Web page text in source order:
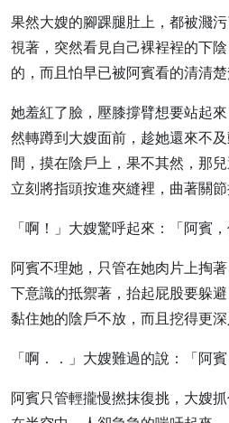
果然大嫂的腳踝腿肚上，都被濺
視著，突然看見自己裸裎裎的下
的，而且怕早已被阿賓看的清清楚
她羞紅了臉，壓膝撐臂想要站起
然轉蹲到大嫂面前，趁她還來不
間，摸在陰戶上，果不其然，那
立刻將指頭按進夾縫裡，曲著關節
「啊！」大嫂驚呼起來：「阿賓，
阿賓不理她，只管在她肉片上掏
下意識的抵禦著，抬起屁股要躲
黏住她的陰戶不放，而且挖得更深
「啊．．」大嫂難過的說：「阿
阿賓只管輕攏慢撚抹復挑，大嫂